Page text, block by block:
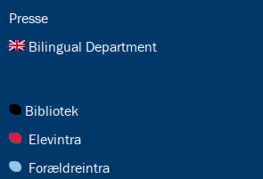
25.0:
Presse
26.0:
Bilingual Department
27.0:
Bibliotek
28.0:
Elevintra
29.0:
Forældreintra